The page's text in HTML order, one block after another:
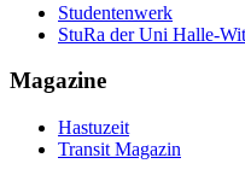
Studentenwerk
StuRa der Uni Halle-
Magazine
Hastuzeit
Transit Magazin